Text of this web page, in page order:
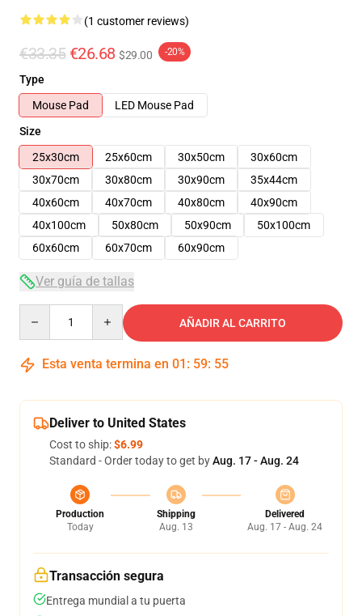
(1 customer reviews)
€33.35 €26.68 $29.00 -20%
Type
Mouse Pad
LED Mouse Pad
Size
25x30cm
25x60cm 30x50cm
30x60cm
30x70cm
30x80cm 30x90cm
35x44cm
40x60cm
40x70cm 40x80cm
40x90cm
40x100cm
50x80cm 50x90cm
50x100cm
60x60cm
60x70cm 60x90cm
Ver guía de tallas
AÑADIR AL CARRITO
Esta venta termina en 01 : 59: 55
Deliver to United States
Cost to ship:$6.99
Standard - Order today to get byAug. 17 - Aug. 24
Production
Today
Shipping
Aug. 13
Delivered
Aug. 17 - Aug. 24
Transacción segura
Entrega mundial a tu puerta